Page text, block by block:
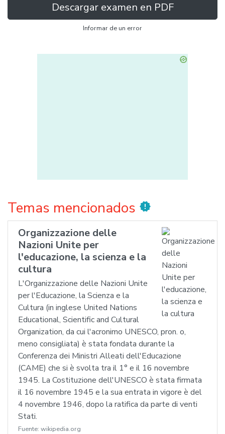
Descargar examen en PDF
Informar de un error
Temas mencionados new_releases
Organizzazione delle
Nazioni Unite per
l'educazione, la scienza e la
cultura
L'Organizzazione delle Nazioni Unite
per l'Educazione, la Scienza e la
Cultura (in inglese United Nations
Educational, Scientific and Cultural
Organization, da cui l'acronimo UNESCO, pron. o,
meno consigliata) è stata fondata durante la
Conferenza dei Ministri Alleati dell'Educazione
(CAME) che si è svolta tra il 1° e il 16 novembre
1945. La Costituzione dell'UNESCO è stata firmata
il 16 novembre 1945 e la sua entrata in vigore è del
4 novembre 1946, dopo la ratifica da parte di venti
Stati.
Fuente: wikipedia.org